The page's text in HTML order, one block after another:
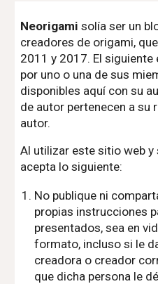
Neorigami solía ser un
creadores de origami,
2011 y 2017. El
por uno o una de sus
disponibles aquí con su
de autor pertenecen a su
autor.
Al utilizar este sitio web
acepta lo siguiente:
No publique ni
propias instrucciones
presentados, sea en
formato, incluso si le
creadora o creador
que dicha persona le